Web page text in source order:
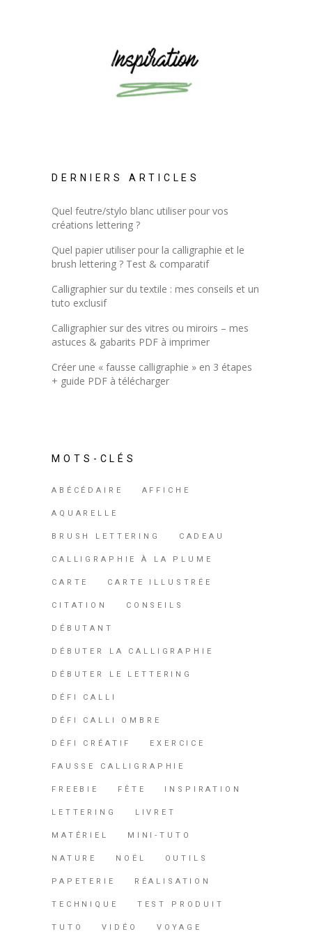
DERNIERS ARTICLES
Quel feutre/stylo blanc utiliser pour vos
créations lettering ?
Quel papier utiliser pour la calligraphie et le
brush lettering ? Test & comparatif
Calligraphier sur du textile : mes conseils et un
tuto exclusif
Calligraphier sur des vitres ou miroirs – mes
astuces & gabarits PDF à imprimer
Créer une « fausse calligraphie » en 3 étapes
+ guide PDF à télécharger
MOTS-CLÉS
ABÉCÉDAIRE AFFICHE
AQUARELLE
BRUSH LETTERING CADEAU
CALLIGRAPHIE À LA PLUME
CARTE CARTE ILLUSTRÉE
CITATION CONSEILS
DÉBUTANT
DÉBUTER LA CALLIGRAPHIE
DÉBUTER LE LETTERING
DÉFI CALLI
DÉFI CALLI OMBRE
DÉFI CRÉATIF EXERCICE
FAUSSE CALLIGRAPHIE
FREEBIE FÊTE INSPIRATION
LETTERING LIVRET
MATÉRIEL MINI-TUTO
NATURE NOËL OUTILS
PAPETERIE RÉALISATION
TECHNIQUE TEST PRODUIT
TUTO VIDÉO VOYAGE